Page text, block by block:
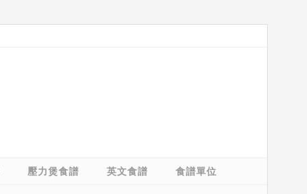
壓力煲食譜 英文食譜 食譜單位